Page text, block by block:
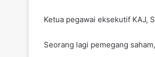
Ketua pegawai eksekutif KAJ,
Seorang lagi pemegang